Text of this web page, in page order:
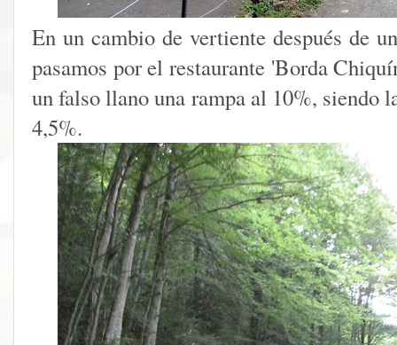
En un cambio de vertiente después de
pasamos por el restaurante 'Borda
un falso llano una rampa al 10%, siendo
4,5%.